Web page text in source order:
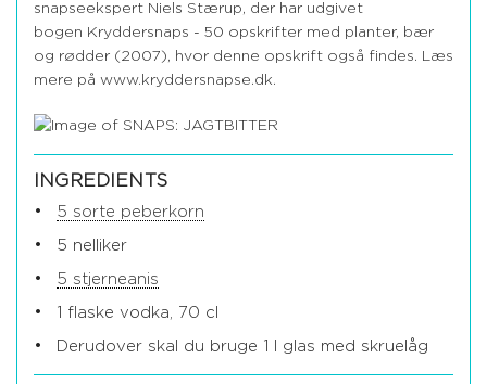
snapseekspert Niels Stærup, der har udgivet
bogen Kryddersnaps - 50 opskrifter med planter, bær
og rødder (2007), hvor denne opskrift også findes. Læs
mere på www.kryddersnapse.dk.
INGREDIENTS
5 sorte peberkorn
5 nelliker
5 stjerneanis
1 flaske vodka, 70 cl
Derudover skal du bruge 1 l glas med skruelåg